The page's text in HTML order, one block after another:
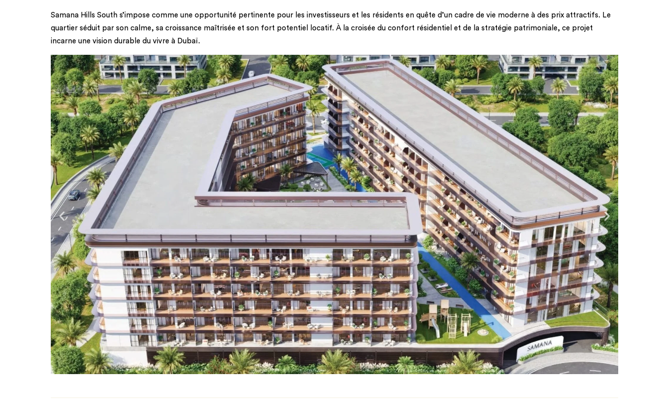
Samana Hills South s’impose comme une opportunité pertinente pour les investisseurs et les résidents en quête d’un cadre de vie moderne à des prix attractifs. Le
quartier séduit par son calme, sa croissance maîtrisée et son fort potentiel locatif. À la croisée du confort résidentiel et de la stratégie patrimoniale, ce projet
incarne une vision durable du vivre à Dubaï.